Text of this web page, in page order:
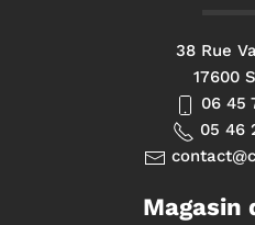
38 Rue
17600
06 45
05 46
Magasin